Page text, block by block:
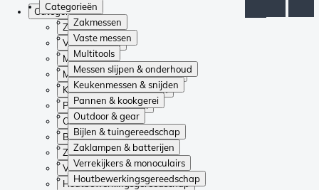
Categorieën
Zakmessen
Vaste messen
Multitools
Messen slijpen & onderhoud
Keukenmessen & snijden
Pannen & kookgerei
Outdoor & gear
Bijlen & tuingereedschap
Zaklampen & batterijen
Verrekijkers & monoculairs
Houtbewerkingsgereedschap
Categorieën
Zakmessen
Vaste messen
Multitools
Messen slijpen & onderhoud
Keukenmessen & snijden
Pannen & kookgerei
Outdoor & gear
Bijlen & tuingereedschap
Zaklampen & batterijen
Verrekijkers & monoculairs
Houtbewerkingsgereedschap